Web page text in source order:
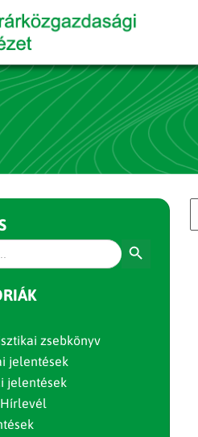
zsebkönyv
jelentések
jelentések